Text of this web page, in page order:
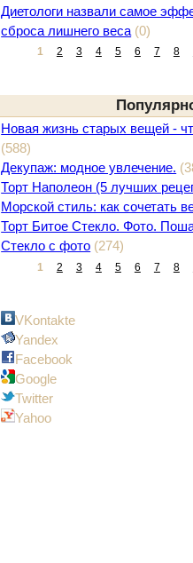
Диетологи назвали самое
сброса лишнего веса (0)
1 2 3 4 5 6 7 8
Новая жизнь старых вещей -
(588)
Декупаж: модное увлечение.
Торт Наполеон (5 лучших
Морской стиль: как сочетать
Торт Битое Стекло. Фото.
Стекло с фото (274)
1 2 3 4 5 6 7 8
VKontakte
Yandex
Facebook
Google
Twitter
Yahoo